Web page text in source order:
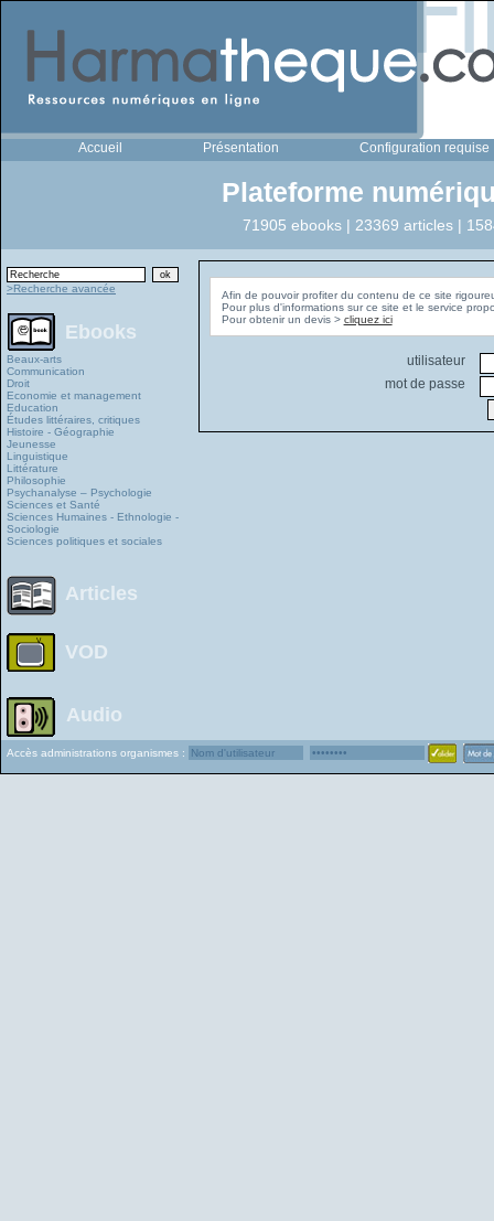
Accueil Présentation Configuration requise
Plateforme
71905 ebooks | 23369 articles |
>Recherche avancée
Ebooks
Beaux-arts
Communication
Droit
Economie et management
Education
Études littéraires, critiques
Histoire - Géographie
Jeunesse
Linguistique
Littérature
Philosophie
Psychanalyse – Psychologie
Sciences et Santé
Sciences Humaines - Ethnologie -
Sociologie
Sciences politiques et sociales
Articles
VOD
Audio
Afin de pouvoir profiter du contenu de ce site
Pour plus d'informations sur ce site et le service
Pour obtenir un devis > cliquez ici
utilisateur
mot de passe
Accès administrations organismes :